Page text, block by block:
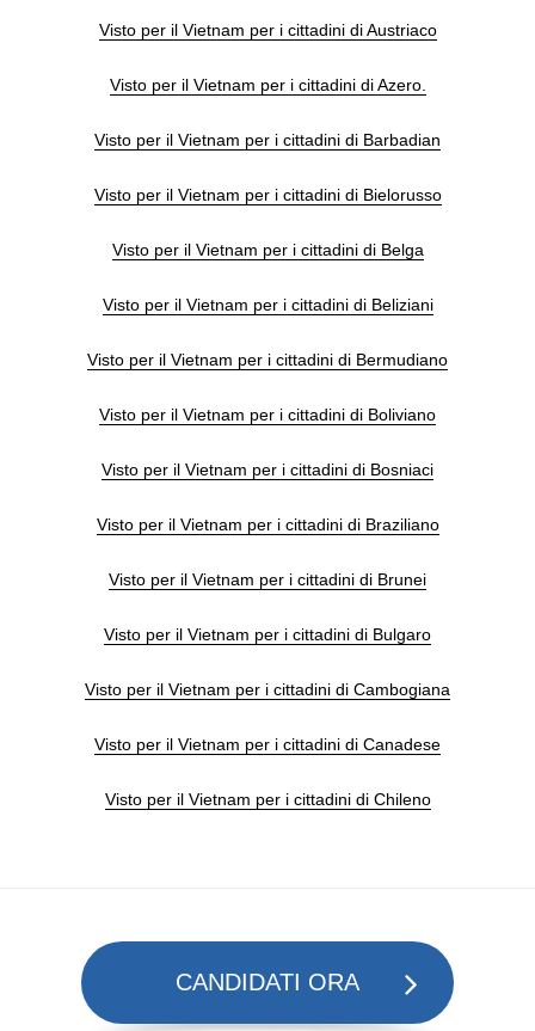
Visto per il Vietnam per i cittadini di Austriaco
Visto per il Vietnam per i cittadini di Azero.
Visto per il Vietnam per i cittadini di Barbadian
Visto per il Vietnam per i cittadini di Bielorusso
Visto per il Vietnam per i cittadini di Belga
Visto per il Vietnam per i cittadini di Beliziani
Visto per il Vietnam per i cittadini di Bermudiano
Visto per il Vietnam per i cittadini di Boliviano
Visto per il Vietnam per i cittadini di Bosniaci
Visto per il Vietnam per i cittadini di Braziliano
Visto per il Vietnam per i cittadini di Brunei
Visto per il Vietnam per i cittadini di Bulgaro
Visto per il Vietnam per i cittadini di Cambogiana
Visto per il Vietnam per i cittadini di Canadese
Visto per il Vietnam per i cittadini di Chileno
CANDIDATI ORA